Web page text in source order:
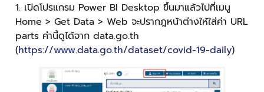
1. เปิดโปรแกรม Power BI Desktop ขึ้นมาแล้วไปที่เมนู
Home > Get Data > Web จะปรากฎหน้าต่างให้ใส่ค่า URL
parts ค่านี้ดูได้จาก data.go.th
(https://www.data.go.th/dataset/covid-19-daily)